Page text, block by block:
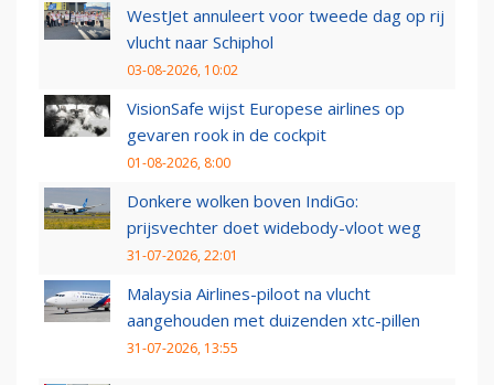
WestJet annuleert voor tweede dag op rij
vlucht naar Schiphol
03-08-2026, 10:02
VisionSafe wijst Europese airlines op
gevaren rook in de cockpit
01-08-2026, 8:00
Donkere wolken boven IndiGo:
prijsvechter doet widebody-vloot weg
31-07-2026, 22:01
Malaysia Airlines-piloot na vlucht
aangehouden met duizenden xtc-pillen
31-07-2026, 13:55